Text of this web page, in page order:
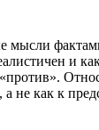
мысли
и
«против».
не как к